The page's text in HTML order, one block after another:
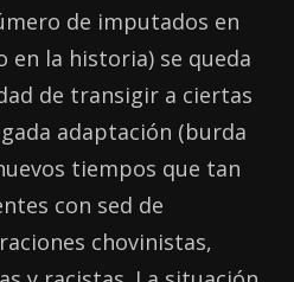
de imputados en
en la historia) se queda
de transigir a ciertas
adaptación (burda
tiempos que tan
con sed de
chovinistas,